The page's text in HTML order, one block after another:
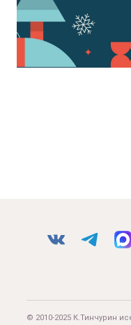
© 2010-2025 К.Тинчурин